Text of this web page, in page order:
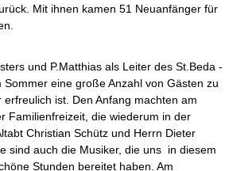
Mit ihnen kamen 51 Neuanfänger für
und P.Matthias als Leiter des St.Beda -
Sommer eine große Anzahl von Gästen zu
ist. Den Anfang machten am
Familienfreizeit, die wiederum in der
Christian Schütz und Herrn Dieter
sind auch die Musiker, die uns in diesem
Stunden bereitet haben. Am